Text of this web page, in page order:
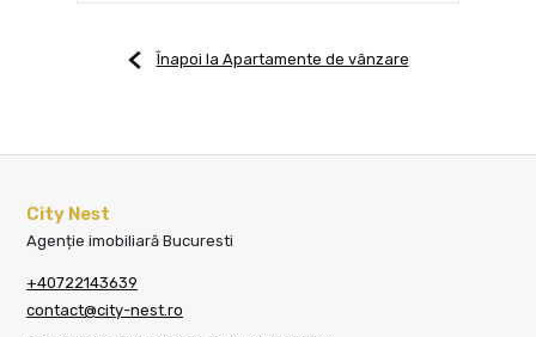
Înapoi la Apartamente de vânzare
City Nest
Agenție imobiliară Bucuresti
+40722143639
contact@city-nest.ro